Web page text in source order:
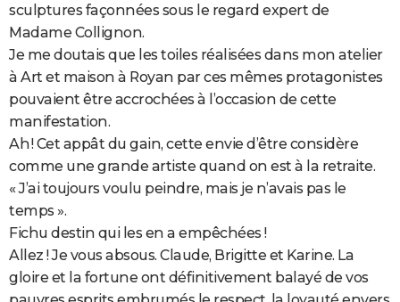
sculptures façonnées sous le regard expert de
Madame Collignon.
Je me doutais que les toiles réalisées dans mon atelier
à Art et maison à Royan par ces mêmes protagonistes
pouvaient être accrochées à l’occasion de cette
manifestation.
Ah ! Cet appât du gain, cette envie d’être considère
comme une grande artiste quand on est à la retraite.
« J’ai toujours voulu peindre, mais je n’avais pas le
temps ».
Fichu destin qui les en a empêchées !
Allez ! Je vous absous. Claude, Brigitte et Karine. La
gloire et la fortune ont définitivement balayé de vos